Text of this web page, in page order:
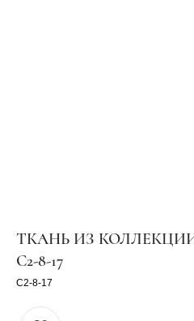
ТКАНЬ ИЗ
C2-8-17
C2-8-17